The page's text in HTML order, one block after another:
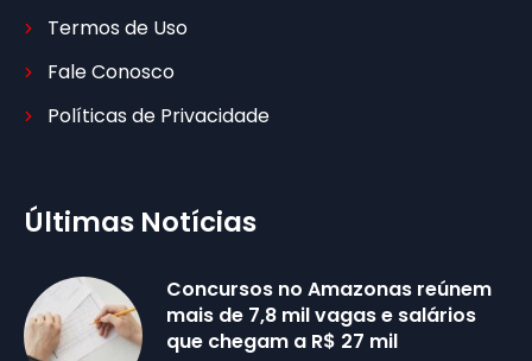
Termos de Uso
Fale Conosco
Políticas de Privacidade
Últimas Notícias
Concursos no Amazonas reúnem
mais de 7,8 mil vagas e salários
que chegam a R$ 27 mil